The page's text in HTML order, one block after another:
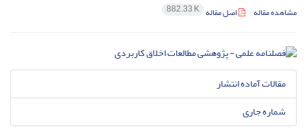
مشاهده مقاله اصل مقاله 882.33 K
مقالات آماده انتشار
شماره جاری